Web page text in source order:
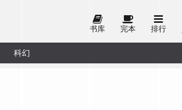
书库 完本 排行
科幻